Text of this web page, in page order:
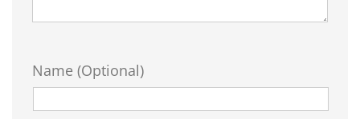
Name (Optional)